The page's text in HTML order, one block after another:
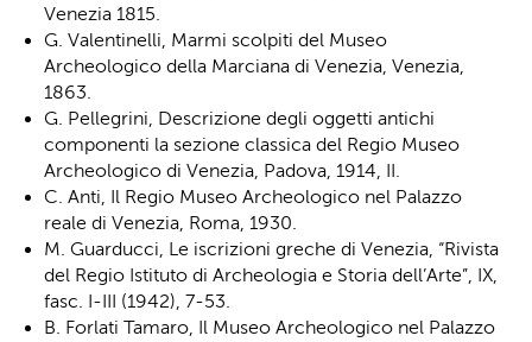
Venezia 1815.
G. Valentinelli, Marmi scolpiti del Museo
Archeologico della Marciana di Venezia, Venezia,
1863.
G. Pellegrini, Descrizione degli oggetti antichi
componenti la sezione classica del Regio Museo
Archeologico di Venezia, Padova, 1914, II.
C. Anti, Il Regio Museo Archeologico nel Palazzo
reale di Venezia, Roma, 1930.
M. Guarducci, Le iscrizioni greche di Venezia, “Rivista
del Regio Istituto di Archeologia e Storia dell’Arte”, IX,
fasc. I-III (1942), 7-53.
B. Forlati Tamaro, Il Museo Archeologico nel Palazzo